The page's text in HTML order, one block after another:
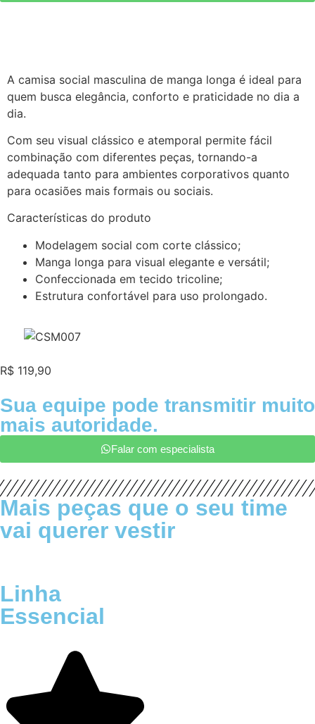
A camisa social masculina de manga longa é ideal para
quem busca elegância, conforto e praticidade no dia a
dia.
Com seu visual clássico e atemporal permite fácil
combinação com diferentes peças, tornando-a
adequada tanto para ambientes corporativos quanto
para ocasiões mais formais ou sociais.
Características do produto
Modelagem social com corte clássico;
Manga longa para visual elegante e versátil;
Confeccionada em tecido tricoline;
Estrutura confortável para uso prolongado.
R$ 119,90
Sua equipe pode transmitir muito
mais autoridade.
Falar com especialista
Mais peças que o seu time
vai querer vestir
Linha
Essencial